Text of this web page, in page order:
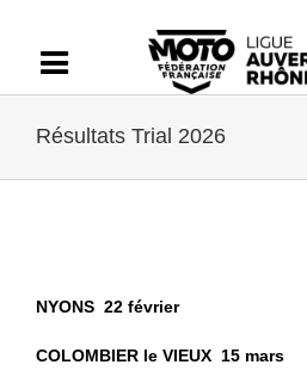
contenu
Résultats Trial 2026
NYONS 22 février
COLOMBIER le VIEUX 15 mars